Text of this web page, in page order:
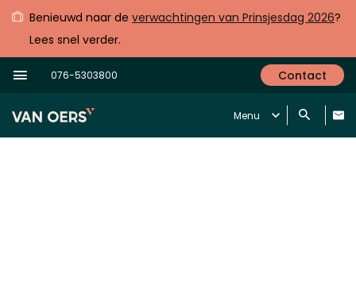
Benieuwd naar de verwachtingen van Prinsjesdag 2026?
Lees snel verder.
076-5303800 Contact
Menu